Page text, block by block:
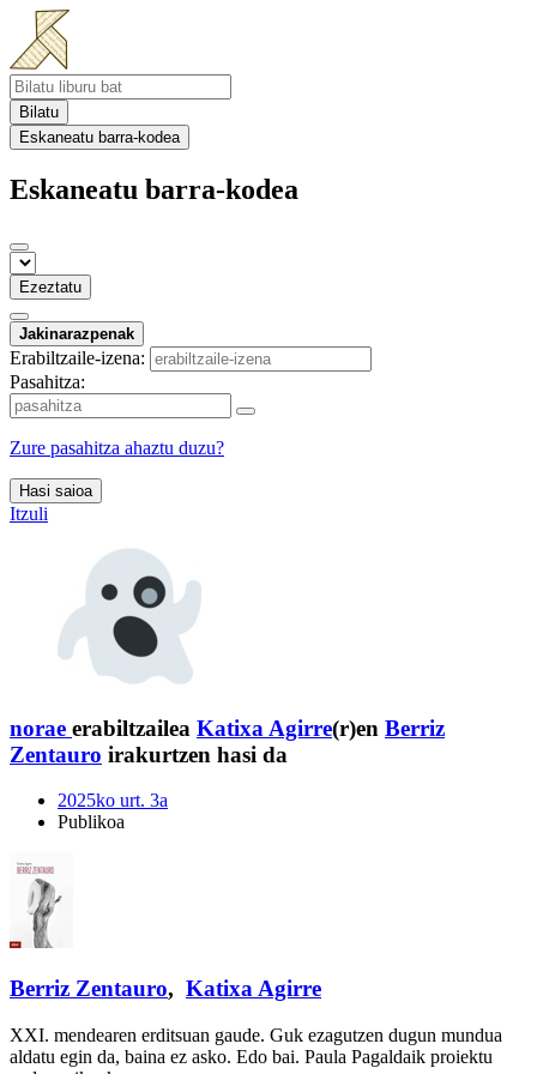
Bilatu
Eskaneatu barra-kodea
Eskaneatu barra-kodea
Ezeztatu
Jakinarazpenak
Erabiltzaile-izena:
Pasahitza:
Zure pasahitza ahaztu duzu?
Hasi saioa
Itzuli
norae erabiltzailea Katixa Agirre(r)en Berriz
Zentauro irakurtzen hasi da
2025ko urt. 3a
Publikoa
Berriz Zentauro, Katixa Agirre
XXI. mendearen erditsuan gaude. Guk ezagutzen dugun mundua
aldatu egin da, baina ez asko. Edo bai. Paula Pagaldaik proiektu